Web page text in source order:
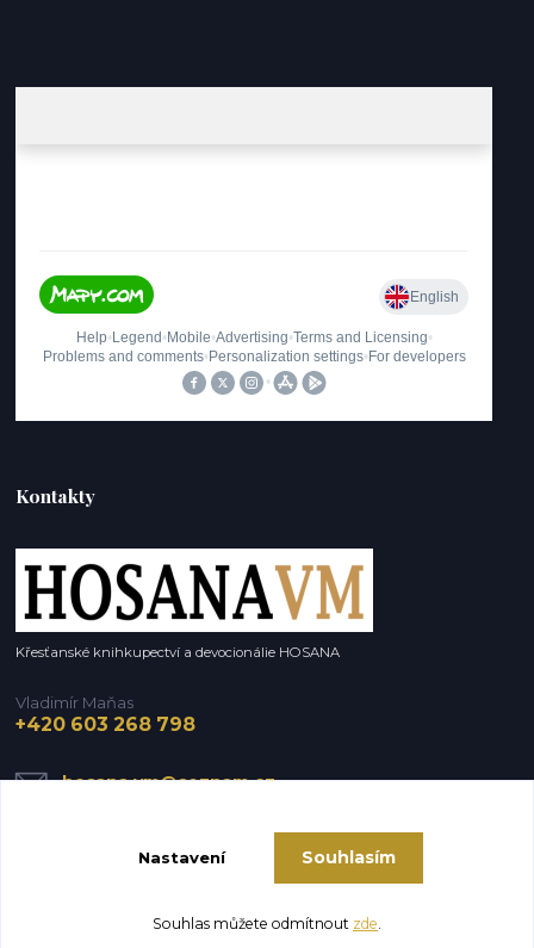
Kontakty
Křesťanské knihkupectví a devocionálie HOSANA
Vladimír Maňas
+420 603 268 798
hosana.vm@seznam.cz
Vytvořeno na Eshop-rychle.cz
Nastavení Souhlasím
Souhlas můžete odmítnout zde